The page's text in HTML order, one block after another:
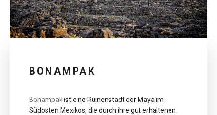
BONAMPAK
Bonampakist eine Ruinenstadt der Maya im
Südosten Mexikos, die durch ihre gut erhaltenen